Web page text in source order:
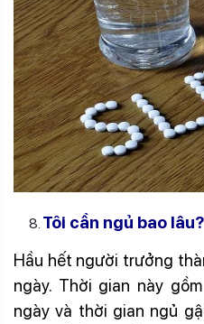
Tôi cần ngủ bao lâu?
Hầu hết người trưởng
ngày. Thời gian này
ngày và thời gian ngủ